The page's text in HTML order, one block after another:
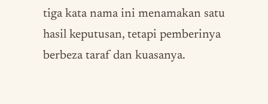
tiga kata nama ini menamakan satu
hasil keputusan, tetapi pemberinya
berbeza taraf dan kuasanya.